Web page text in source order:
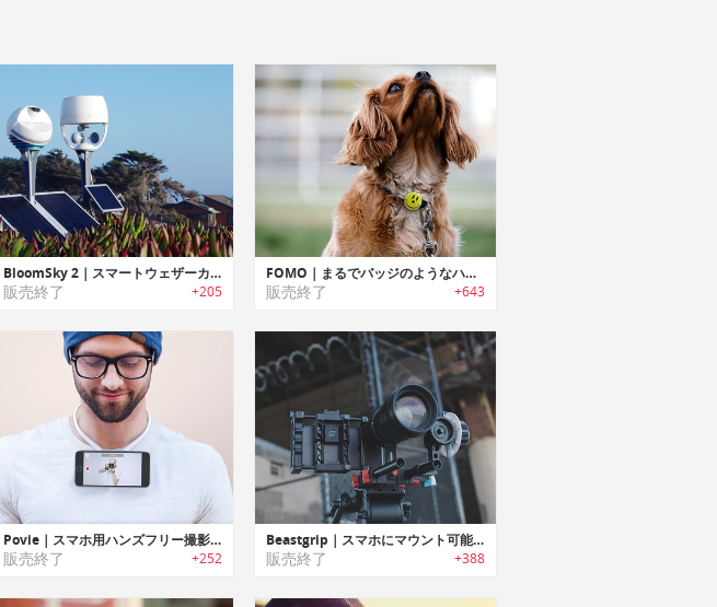
BloomSky 2｜スマートウェザーカメラステーション「ブルームスカイ2」
販売終了 +205
FOMO｜まるでバッジのようなハンズフリーウェアラブルカメラ「フォーモ」
販売終了 +643
Povie｜スマホ用ハンズフリー撮影ネックレス「ポビー」
販売終了 +252
Beastgrip｜スマホにマウント可能なDOFアダプター/ワイドアングルレンズキット付きカメラグリップ
販売終了 +388